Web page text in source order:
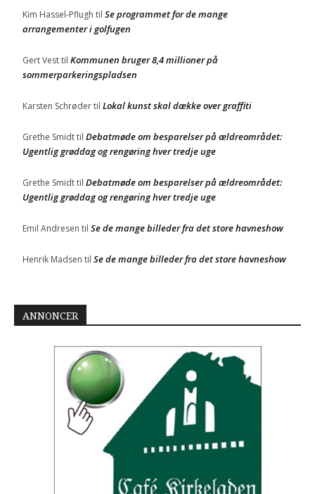
Kim Hassel-Pflugh til Se programmet for de mange
arrangementer i golfugen
Gert Vesttil Kommunen bruger 8,4 millioner på
sommerparkeringspladsen
Karsten Schrødertil Lokal kunst skal dække over graffiti
Grethe Smidttil Debatmøde om besparelser på ældreområdet:
Ugentlig grøddag og rengøring hver tredje uge
Grethe Smidttil Debatmøde om besparelser på ældreområdet:
Ugentlig grøddag og rengøring hver tredje uge
Emil Andresen til Se de mange billeder fra det store havneshow
Henrik Madsen til Se de mange billeder fra det store havneshow
ANNONCER